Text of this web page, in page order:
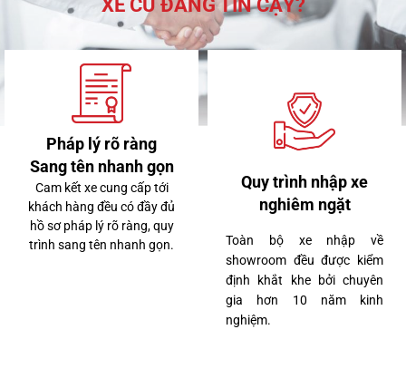
3 tỷ 260 triệu
XE CŨ ĐÁNG TIN CẬY?
Pháp lý rõ ràng
Sang tên nhanh gọn
Cam kết xe cung cấp tới
khách hàng đều có đầy đủ
hồ sơ pháp lý rõ ràng, quy
trình sang tên nhanh gọn.
Quy trình nhập xe
nghiêm ngặt
Toàn bộ xe nhập về
showroom đều được kiểm
định khắt khe bởi chuyên
gia hơn 10 năm kinh
nghiệm.